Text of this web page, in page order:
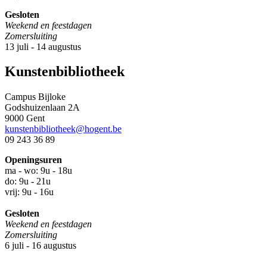
Gesloten
Weekend en feestdagen
Zomersluiting
13 juli - 14 augustus
Kunstenbibliotheek
Campus Bijloke
Godshuizenlaan 2A
9000 Gent
kunstenbibliotheek@hogent.be
09 243 36 89
Openingsuren
ma - wo: 9u - 18u
do: 9u - 21u
vrij: 9u - 16u
Gesloten
Weekend en feestdagen
Zomersluiting
6 juli - 16 augustus